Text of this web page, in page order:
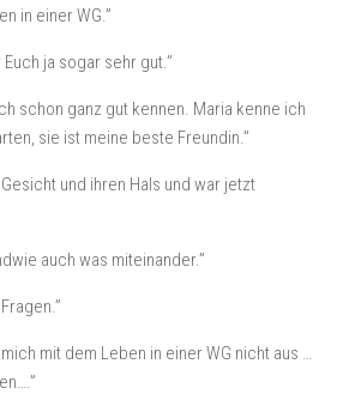
in einer WG.”
ja sogar sehr gut.”
schon ganz gut kennen. Maria kenne ich
sie ist meine beste Freundin.”
und ihren Hals und war jetzt
auch was miteinander.”
mit dem Leben in einer WG nicht aus …